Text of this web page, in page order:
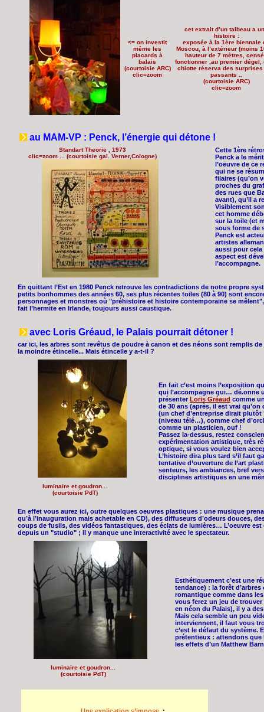
<= on investit
même les
placards à
balais
(courtoisie ARC)
clic=zoom
cet extrait d’un talbeau a
histoire :
exposée à la 1ère biennale
Moscou, à l’extérieur (moins
hauteur de 7 mètres,
fonctionner ,au premier dégel,
chiotte réserva des surprises
passants ..
(courtoisie ARC)
clic=zoom
au MAM-VP : Penck, l’énergie qui détone !
Standart Theorie , 1973
clic=zoom ... (courtoisie gal. Verner,Cologne)
Cette 1ère
Penck a le
l’oeuvre de ce
qui ne se
filaires (qu’on
proches du
des rues que
avant), qu’il a
Visiblement
cet homme
sur la toile (et
sous forme de
Penck est
artistes
aussi pour
aspect est
l’accompagne.
En quittant l’Est en 1980 Penck retrouve les contradictions de notre propre
petits bonhommes des années 60, ses plus récentes toiles (80 à 90) sont
personnages et monstres où "préhistoire et histoire contemporaine se
fait l’hermite en Irlande, toujours aussi caustique.
avec Loris Gréaud, le Palais pourrait détoner !
car ici, les arbres sont revêtus de poudre à canon et des néons sont remplis
la moindre étincelle... Mais étincelle y a-t-il ?
luminaire et goudron...
(courtoisie PdT)
En fait c’est moins l’exposition
qui l’accompagne qui… dé.onne
présenter Loris Gréaud comme
de 30 ans (après, il est vrai
(un chef d’entreprise dirait
(niveau télé…), comme chef
comme un plasticien, ouf !
Passez la-dessus, restez
expérimentation artistique, très
optique, si vous voulez bien
L’histoire dira plus tard s’il faut
tentative d’ouverture de l’art
senteurs, les ambiances, bref
disciplines artistiques en une
En effet vous aurez ici, outre quelques oeuvres plastiques : une musique
qu’à l’inauguration mais achetable en CD), des diffuseurs d’odeurs douces,
coups de fusils, des vidéos fantastiques, des éclats de lumières… L’oeuvre
depuis un "studio" ; il y manque une interactivité avec le spectateur.
luminaire et goudron...
(courtoisie PdT)
Esthétiquement c’est une
tendance) : la forêt d’arbres
romantique comme dans
vous ferez un jeu de
en néon du Palais), il y a
Mais cela semble un peu
interviennent, il faut vous
c’est le défaut du système.
prétentieux : attendons
les effets d’un Matthew